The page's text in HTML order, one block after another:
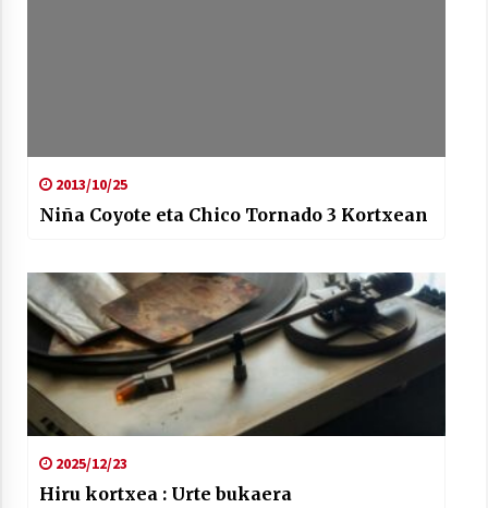
2013/10/25
Niña Coyote eta Chico Tornado 3 Kortxean
2025/12/23
Hiru kortxea : Urte bukaera